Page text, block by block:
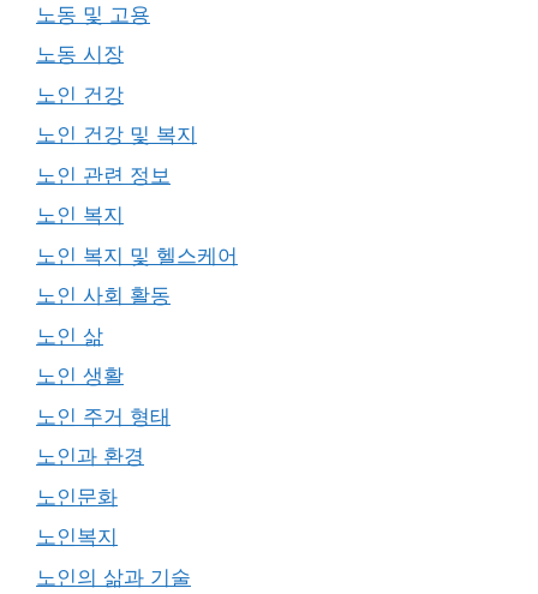
노동 및 고용
노동 시장
노인 건강
노인 건강 및 복지
노인 관련 정보
노인 복지
노인 복지 및 헬스케어
노인 사회 활동
노인 삶
노인 생활
노인 주거 형태
노인과 환경
노인문화
노인복지
노인의 삶과 기술